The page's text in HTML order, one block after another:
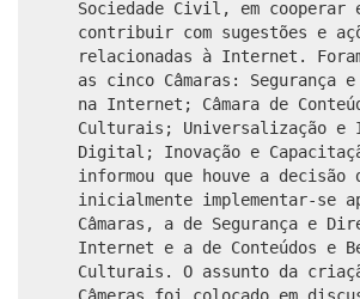
Sociedade Civil, em cooperar
contribuir com sugestões e
relacionadas à Internet.
as cinco Câmaras: Segurança
na Internet; Câmara de
Culturais; Universalização e
Digital; Inovação e
informou que houve a decisão
inicialmente implementar-se
Câmaras, a de Segurança e
Internet e a de Conteúdos e
Culturais. O assunto da
Câmeras foi colocado em